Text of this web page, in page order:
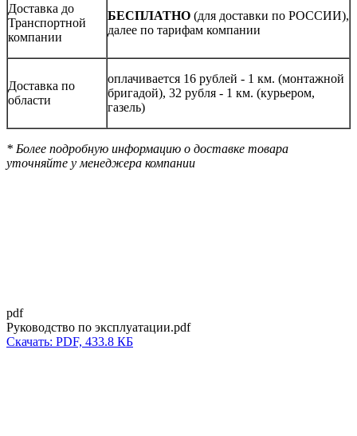
Доставка до
Транспортной
компании
БЕСПЛАТНО (для доставки по РОССИИ),
далее по тарифам компании
Доставка по
области
оплачивается 16 рублей - 1 км. (монтажной
бригадой), 32 рубля - 1 км. (курьером,
газель)
* Более подробную информацию о доставке товара
уточняйте у менеджера компании
pdf
Руководство по эксплуатации.pdf
Скачать: PDF, 433.8 КБ